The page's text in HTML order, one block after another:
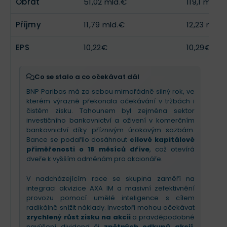
evropského lídra ve správě aktiv a od července
odkupu akcií za miliardu eur
. Očekávejte
připravena profitovat z masivních evropských
optimistický výhled pro zbytek roku.
Příjmy 11,79 mld.€ 12,23
EPS 10,22€ 10,29€
Co se stalo a co očekávat dál
BNP Paribas má za sebou mimořádně silný rok, ve
kterém výrazně překonala očekávání v tržbách i
čistém zisku. Tahounem byl zejména sektor
investičního bankovnictví a oživení v komerčním
bankovnictví díky příznivým úrokovým sazbám.
Bance se podařilo dosáhnout cílové kapitálové
přiměřenosti o 18 měsíců dříve, což otevírá
dveře k vyšším odměnám pro akcionáře.
V nadcházejícím roce se skupina zaměří na
integraci akvizice AXA IM a masivní zefektivnění
provozu pomocí umělé inteligence s cílem
radikálně snížit náklady. Investoři mohou očekávat
zrychlený růst zisku na akcii a pravděpodobné